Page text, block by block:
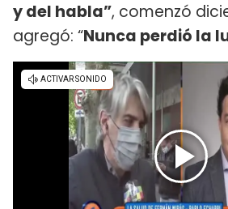
y del habla”, comenzó
agregó: “Nunca perdió la